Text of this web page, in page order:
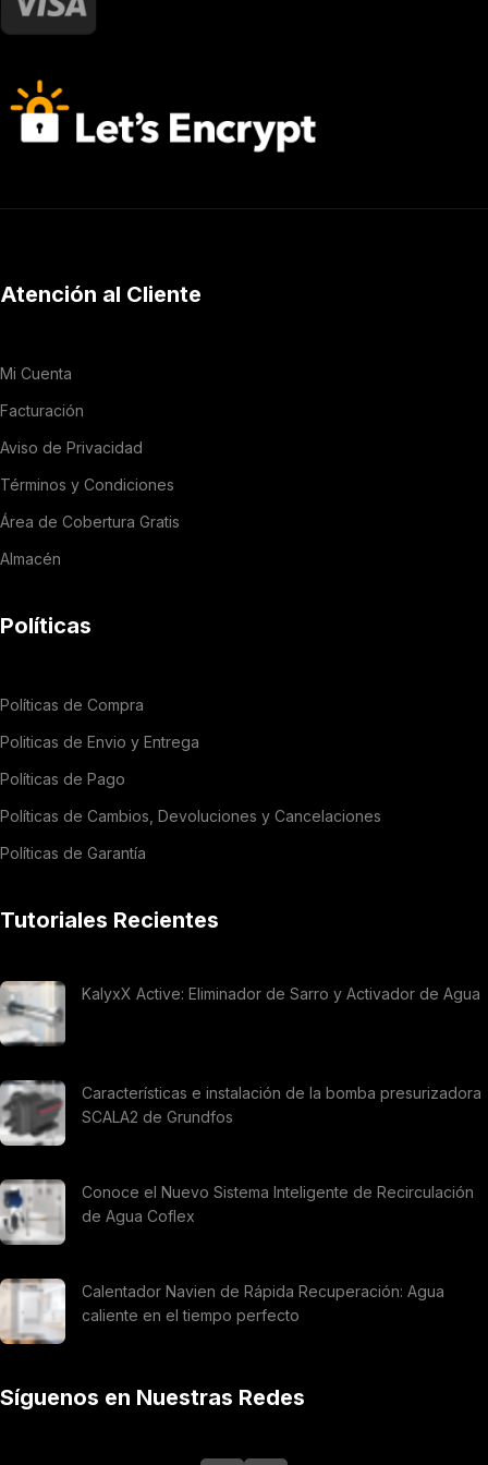
Atención al Cliente
Mi Cuenta
Facturación
Aviso de Privacidad
Términos y Condiciones
Área de Cobertura Gratis
Almacén
Políticas
Políticas de Compra
Politicas de Envio y Entrega
Políticas de Pago
Políticas de Cambios, Devoluciones y Cancelaciones
Políticas de Garantía
Tutoriales Recientes
KalyxX Active: Eliminador de Sarro y Activador de Agua
Características e instalación de la bomba presurizadora
SCALA2 de Grundfos
Conoce el Nuevo Sistema Inteligente de Recirculación
de Agua Coflex
Calentador Navien de Rápida Recuperación: Agua
caliente en el tiempo perfecto
Síguenos en Nuestras Redes